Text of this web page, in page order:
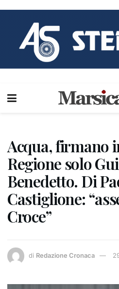
Acqua, firmano
Regione solo
Benedetto. Di
Castiglione:
Croce”
di Redazione Cronaca